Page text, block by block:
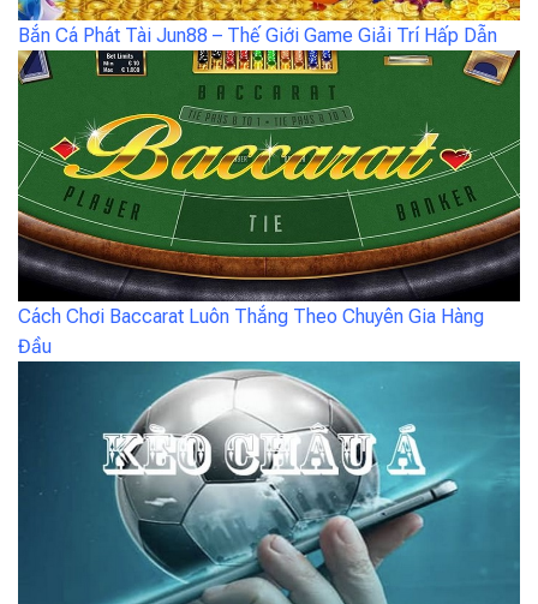
Bắn Cá Phát Tài Jun88 – Thế Giới Game Giải Trí Hấp Dẫn
Cách Chơi Baccarat Luôn Thắng Theo Chuyên Gia Hàng
Đầu